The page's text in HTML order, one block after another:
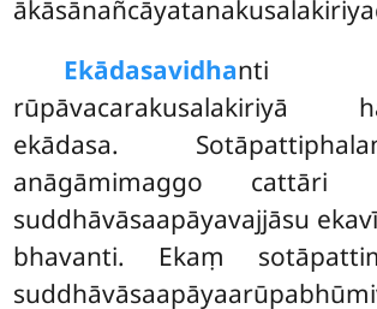
Ekādasavidhanti
rūpāvacarakusalakiriyā
ekādasa.
anāgāmimaggo
suddhāvāsaapāyavajjāsu
bhavanti. Ekaṃ